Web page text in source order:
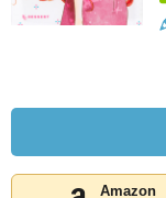
Amazon